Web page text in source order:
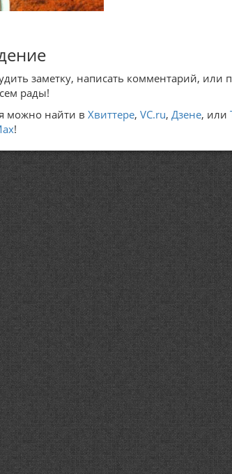
заметку, написать комментарий, или
рады!
можно найти в Хвиттере, VC.ru, Дзене, или
!